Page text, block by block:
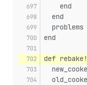
    end
  end
  problems
end
def